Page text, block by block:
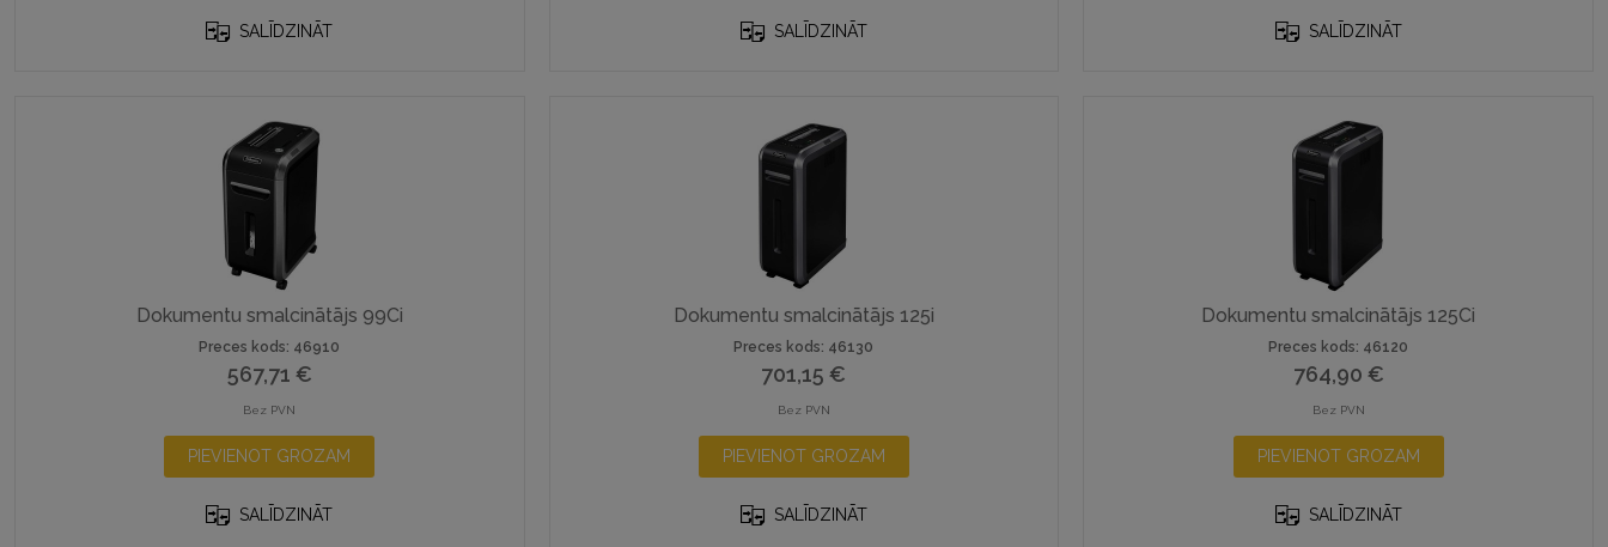
SALĪDZINĀT SALĪDZINĀT SALĪDZINĀT
Dokumentu smalcinātājs 99Ci
Preces kods: 46910
567,71 €
Bez PVN
PIEVIENOT GROZAM
SALĪDZINĀT
Dokumentu smalcinātājs 125i
Preces kods: 46130
701,15€
Bez PVN
PIEVIENOT GROZAM
SALĪDZINĀT
Dokumentu smalcinātājs 125Ci
Preces kods: 46120
764,90 €
Bez PVN
PIEVIENOT GROZAM
SALĪDZINĀT